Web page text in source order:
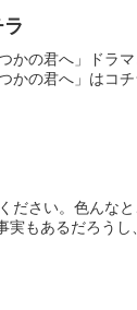
かの君へ」ドラ
の君へ」はコ
ださい。色んな
もあるだろうし